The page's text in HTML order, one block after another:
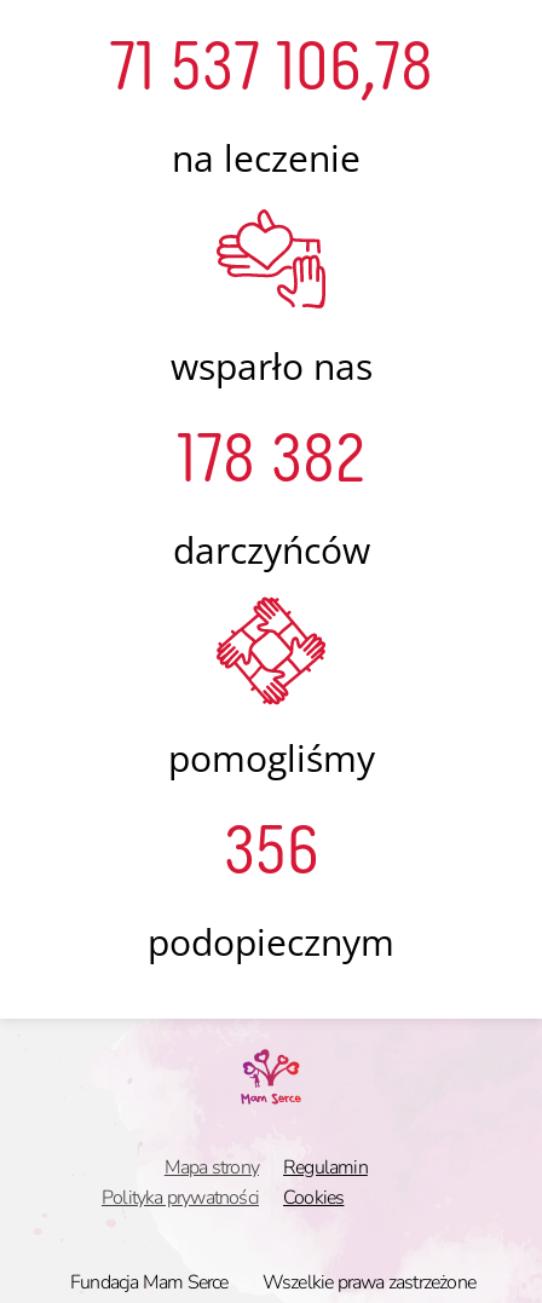
71 537 106,78
na leczenie
wsparło nas
178 382
darczyńców
pomogliśmy
356
podopiecznym
Mapa strony
Polityka prywatności
Regulamin
Cookies
Fundacja Mam Serce Wszelkie prawa zastrzeżone